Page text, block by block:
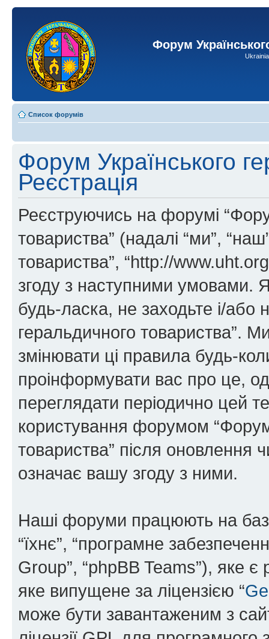
Форум
Список форумів
Форум Українського
Реєстрація
Реєструючись на форумі
товариства” (надалі “ми”,
товариства”, “http://
згоду з наступними умовами.
будь-ласка, не заходьте і/або
геральдичного товариства”.
змінювати ці правила будь-
проінформувати вас про це,
переглядати періодично цей
користування форумом
товариства” після оновлення
означає вашу згоду з ними.
Наші форуми працюють на
“їхнє”, “програмне
Group”, “phpBB Teams”), яке
яке випущене за ліцензією “
може бути завантаженим з